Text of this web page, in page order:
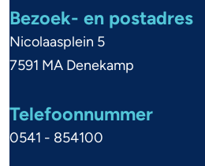
e
n
e
n
f
Bezoek- en postadres
Nicolaasplein 5
7591 MA Denekamp
Telefoonnummer
0541 - 854100